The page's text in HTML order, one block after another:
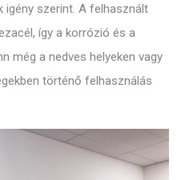
igény szerint. A felhasznált
így a korrózió és a
még a nedves helyeken vagy
történő felhasználás